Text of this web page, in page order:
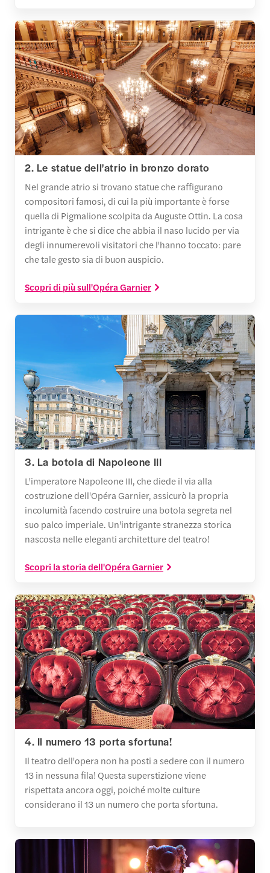
2. Le statue dell'atrio in bronzo dorato
Nel grande atrio si trovano statue che raffigurano
compositori famosi, di cui la più importante è forse
quella di Pigmalione scolpita da Auguste Ottin. La cosa
intrigante è che si dice che abbia il naso lucido per via
degli innumerevoli visitatori che l'hanno toccato: pare
che tale gesto sia di buon auspicio.
Scopri di più sull'Opéra Garnier
3. La botola di Napoleone III
L'imperatore Napoleone III, che diede il via alla
costruzione dell'Opéra Garnier, assicurò la propria
incolumità facendo costruire una botola segreta nel
suo palco imperiale. Un'intrigante stranezza storica
nascosta nelle eleganti architetture del teatro!
Scopri la storia dell'Opéra Garnier
4. Il numero 13 porta sfortuna!
Il teatro dell'opera non ha posti a sedere con il numero
13 in nessuna fila! Questa superstizione viene
rispettata ancora oggi, poiché molte culture
considerano il 13 un numero che porta sfortuna.